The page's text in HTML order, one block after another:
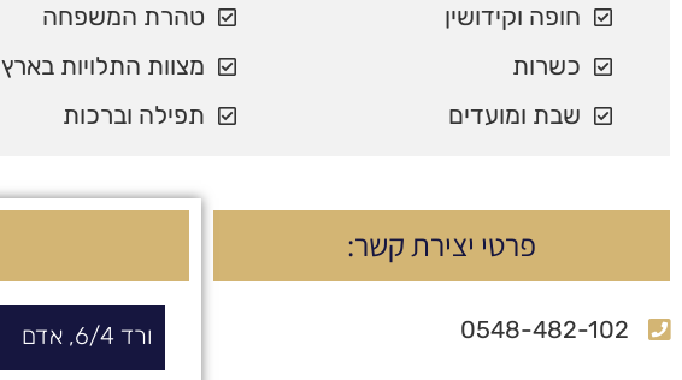
חופה וקידושין
טהרת המשפחה
כשרות
מצוות התלויות בארץ
שבת ומועדים
תפילה וברכות
פרטי יצירת קשר:
0548-482-102 ורד 4/
6, אדם